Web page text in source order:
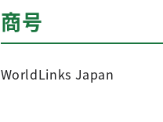
商号
WorldLinks Japan